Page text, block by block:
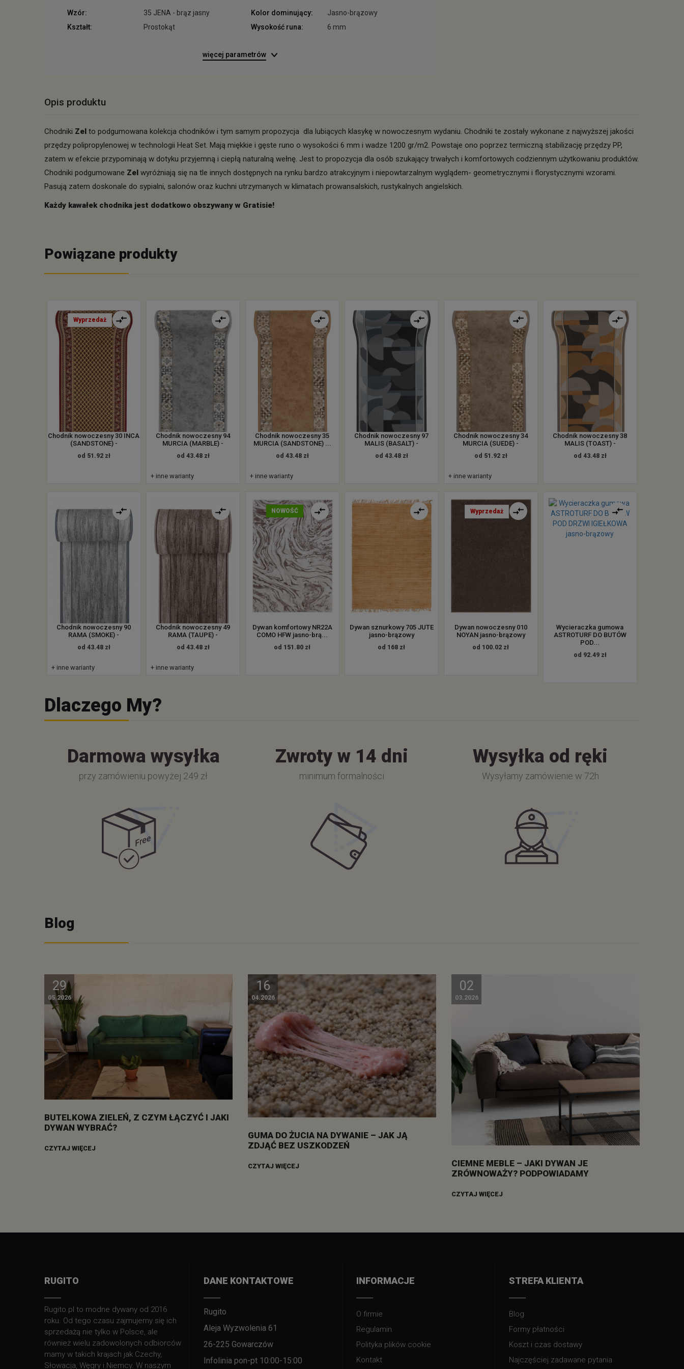
Wzór: 35 JENA - brąz jasny Kolor dominujący:
Jasno-brązowy
Kształt:
Prostokąt Wysokość runa: 6 mm
więcej parametrów
Opis produktu
Chodniki Zel to podgumowana kolekcja chodników i tym samym propozycja dla lubiących klasykę w nowoczesnym wydaniu. Chodniki te zostały wykonane z najwyższej jakości
przędzy polipropylenowej w technologii Heat Set. Mają miękkie i gęste runo o wysokości 6 mm i wadze 1200 gr/m2. Powstaje ono poprzez termiczną stabilizację przędzy PP,
zatem w efekcie przypominają w dotyku przyjemną i ciepłą naturalną wełnę. Jest to propozycja dla osób szukający trwałych i komfortowych codziennym użytkowaniu produktów.
Chodniki podgumowane Zel wyróżniają się na tle innych dostępnych na rynku bardzo atrakcyjnym i niepowtarzalnym wyglądem- geometrycznymi i florystycznymi wzorami.
Pasują zatem doskonale do sypialni, salonów oraz kuchni utrzymanych w klimatach prowansalskich, rustykalnych angielskich.
Każdy kawałek chodnika jest dodatkowo obszywany w Gratisie!
Powiązane produkty
Wyprzedaż
Chodnik nowoczesny 30 INCA
(SANDSTONE) -
od 51.92 zł
Chodnik nowoczesny 94
MURCIA (MARBLE) -
od 43.48 zł
+ inne warianty
Chodnik nowoczesny 35
MURCIA (SANDSTONE) ...
od 43.48 zł
+ inne warianty
Chodnik nowoczesny 97
MALIS (BASALT) -
od 43.48 zł
Chodnik nowoczesny 34
MURCIA (SUEDE) -
od 51.92 zł
+ inne warianty
Chodnik nowoczesny 38
MALIS (TOAST) -
od 43.48 zł
Chodnik nowoczesny 90
RAMA (SMOKE) -
od 43.48 zł
+ inne warianty
Chodnik nowoczesny 49
RAMA (TAUPE) -
od 43.48 zł
+ inne warianty
NOWOŚĆ
Dywan komfortowy NR22A
COMO HFW jasno-brą...
od 151.80 zł
Dywan sznurkowy 705 JUTE
jasno-brązowy
od 168 zł
Wyprzedaż
Dywan nowoczesny 010
NOYAN jasno-brązowy
od 100.02 zł
Wycieraczka gumowa
ASTROTURF DO BUTÓW
POD...
od 92.49 zł
Dlaczego My?
Darmowa wysyłka
przy zamówieniu powyżej 249 zł
Zwroty w 14 dni
minimum formalności
Wysyłka od ręki
Wysyłamy zamówienie w 72h
Blog
29
05.2026
BUTELKOWA ZIELEŃ, Z CZYM ŁĄCZYĆ I JAKI
DYWAN WYBRAĆ?
CZYTAJ WIĘCEJ
16
04.2026
GUMA DO ŻUCIA NA DYWANIE – JAK JĄ
ZDJĄĆ BEZ USZKODZEŃ
CZYTAJ WIĘCEJ
02
03.2026
CIEMNE MEBLE – JAKI DYWAN JE
ZRÓWNOWAŻY? PODPOWIADAMY
CZYTAJ WIĘCEJ
RUGITO
Rugito.pl to modne dywany od 2016
roku. Od tego czasu zajmujemy się ich
sprzedażą nie tylko w Polsce, ale
również wielu zadowolonych odbiorców
mamy w takich krajach jak Czechy,
Słowacja, Węgry i Niemcy. W naszym
DANE KONTAKTOWE
Rugito
Aleja Wyzwolenia 61
26-225 Gowarczów
Infolinia pon-pt 10:00-15:00
INFORMACJE
O firmie
Regulamin
Polityka plików cookie
Kontakt
STREFA KLIENTA
Blog
Formy płatności
Koszt i czas dostawy
Najczęściej zadawane pytania